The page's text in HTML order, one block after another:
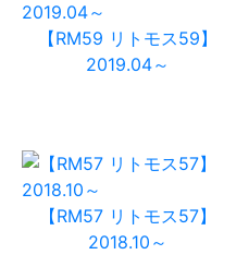
【RM59 リトモス59】
2019.04～
【RM57 リトモス57】
2018.10～